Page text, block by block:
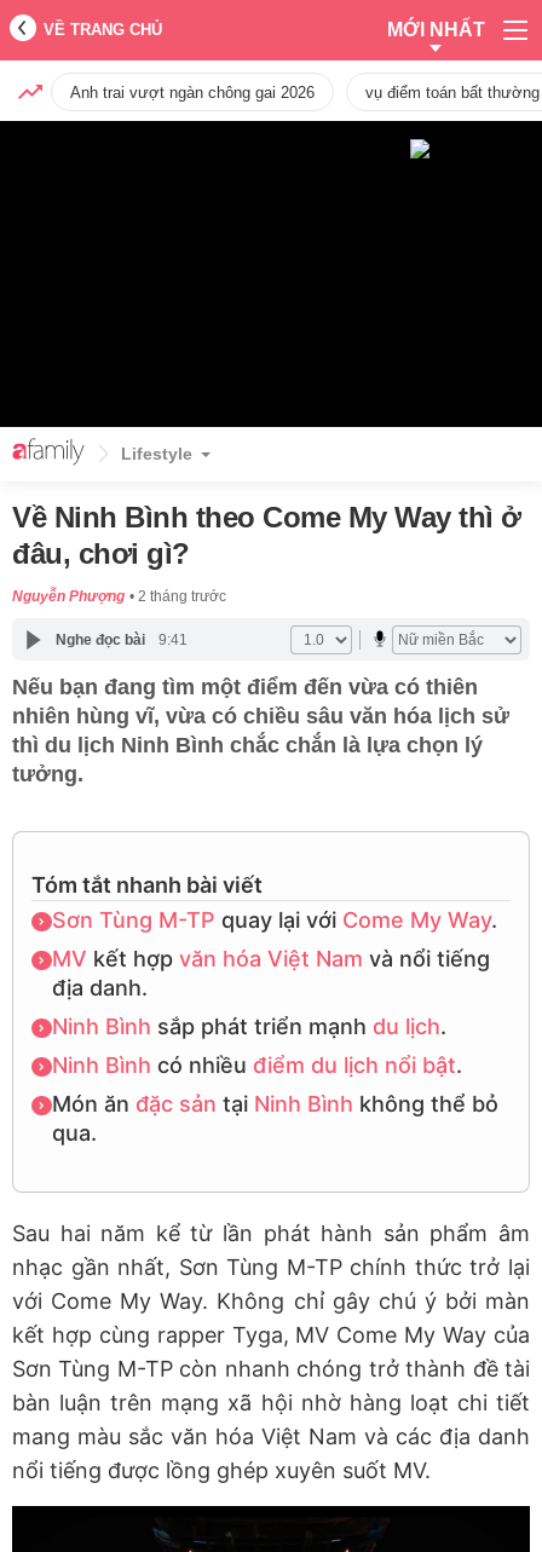
VỀ TRANG CHỦ MỚI NHẤT
Anh trai vượt ngàn chông gai 2026 vụ điểm toán bất
Lifestyle
Về Ninh Bình theo Come My Way thì ở
đâu, chơi gì?
Nguyễn Phượng 2 tháng trước
Nghe đọc bài 9:41
Nếu bạn đang tìm một điểm đến vừa có thiên
nhiên hùng vĩ, vừa có chiều sâu văn hóa lịch sử
thì du lịch Ninh Bình chắc chắn là lựa chọn lý
tưởng.
Tóm tắt nhanh bài viết
Sơn Tùng M-TP quay lại với Come My Way.
MV kết hợp văn hóa Việt Nam và nổi tiếng
địa danh.
Ninh Bình sắp phát triển mạnh du lịch.
Ninh Bình có nhiều điểm du lịch nổi bật.
Món ăn đặc sản tại Ninh Bình không thể bỏ
qua.
Sau hai năm kể từ lần phát hành sản phẩm âm
nhạc gần nhất, Sơn Tùng M-TP chính thức trở lại
với Come My Way. Không chỉ gây chú ý bởi màn
kết hợp cùng rapper Tyga, MV Come My Way của
Sơn Tùng M-TP còn nhanh chóng trở thành đề tài
bàn luận trên mạng xã hội nhờ hàng loạt chi tiết
mang màu sắc văn hóa Việt Nam và các địa danh
nổi tiếng được lồng ghép xuyên suốt MV.